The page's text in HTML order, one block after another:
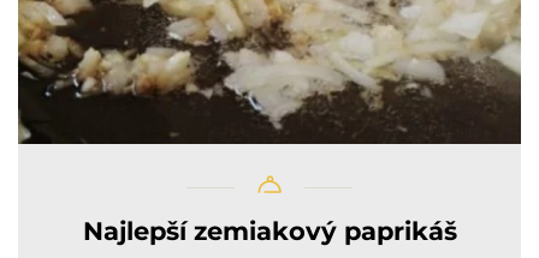
Najlepší zemiakový paprikáš